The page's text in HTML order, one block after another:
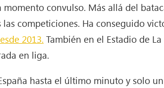
convulso. Más allá del
competiciones. Ha conseguido
2013. También en el Estadio de
en liga.
hasta el último minuto y solo